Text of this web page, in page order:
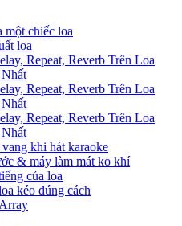
một chiếc loa
loa
Repeat, Reverb Trên Loa
Repeat, Reverb Trên Loa
Repeat, Reverb Trên Loa
khi hát karaoke
& máy làm mát ko khí
của loa
kéo đúng cách